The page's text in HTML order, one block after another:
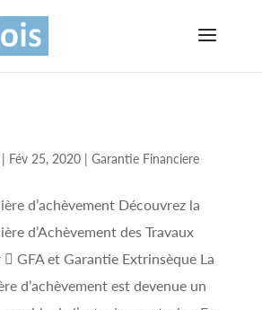
Fév 25, 2020| Garantie Financiere
d’achèvement Découvrez la
d’Achèvement des Travaux
GFA et Garantie Extrinsèque La
d’achèvement est devenue un